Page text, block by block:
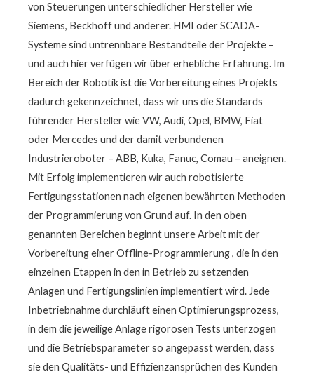
von Steuerungen unterschiedlicher Hersteller wie
Siemens, Beckhoff und anderer. HMI oder SCADA-
Systeme sind untrennbare Bestandteile der Projekte –
und auch hier verfügen wir über erhebliche Erfahrung. Im
Bereich der Robotik ist die Vorbereitung eines Projekts
dadurch gekennzeichnet, dass wir uns die Standards
führender Hersteller wie VW, Audi, Opel, BMW, Fiat
oder Mercedes und der damit verbundenen
Industrieroboter – ABB, Kuka, Fanuc, Comau – aneignen.
Mit Erfolg implementieren wir auch robotisierte
Fertigungsstationen nach eigenen bewährten Methoden
der Programmierung von Grund auf. In den oben
genannten Bereichen beginnt unsere Arbeit mit der
Vorbereitung einer Offline-Programmierung , die in den
einzelnen Etappen in den in Betrieb zu setzenden
Anlagen und Fertigungslinien implementiert wird. Jede
Inbetriebnahme durchläuft einen Optimierungsprozess,
in dem die jeweilige Anlage rigorosen Tests unterzogen
und die Betriebsparameter so angepasst werden, dass
sie den Qualitäts- und Effizienzansprüchen des Kunden